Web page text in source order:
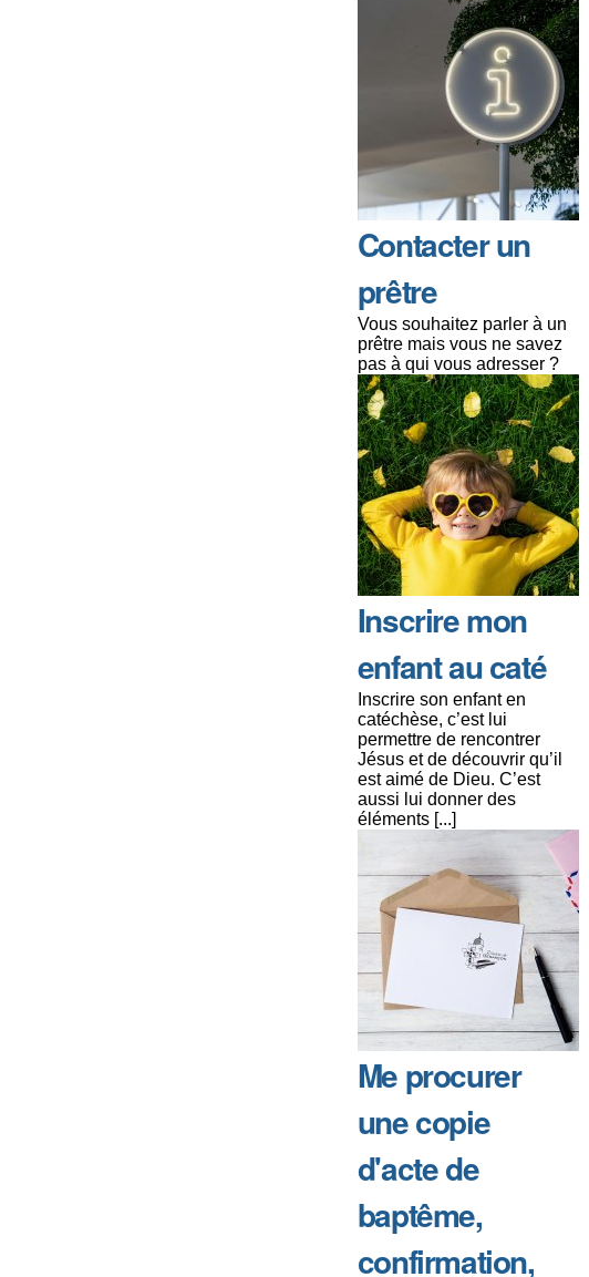
Contacter un
prêtre
Vous souhaitez parler à un
prêtre mais vous ne savez
pas à qui vous adresser ?
Inscrire mon
enfant au caté
Inscrire son enfant en
catéchèse, c’est lui
permettre de rencontrer
Jésus et de découvrir qu’il
est aimé de Dieu. C’est
aussi lui donner des
éléments [...]
Me procurer
une copie
d'acte de
baptême,
confirmation,